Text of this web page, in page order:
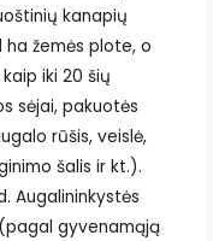
kanapių
ha žemės plote, o
iki 20 šių
sėjai, pakuotės
rūšis, veislė,
šalis ir kt.).
Augalininkystės
gyvenamąją